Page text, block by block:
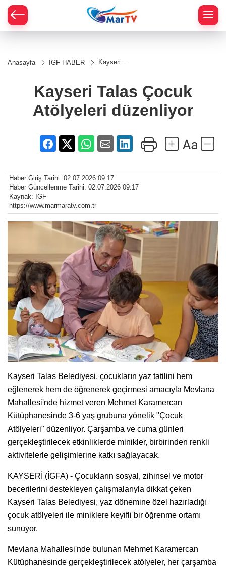
Anasayfa İGF HABER
Kayseri
Atölyeleri
düzenliyor
Kayseri Talas Çocuk
Atölyeleri düzenliyor
Haber Giriş Tarihi: 02.07.2026 09:17
Haber Güncellenme Tarihi: 02.07.2026 09:17
Kaynak: IGF
https://www.marmaratv.com.tr
Kayseri Talas Belediyesi, çocukların yaz tatilini hem
eğlenerek hem de öğrenerek geçirmesi amacıyla Mevlana
Mahallesi'nde hizmet veren Mehmet Karamercan
Kütüphanesinde 3-6 yaş grubuna yönelik "Çocuk
Atölyeleri" düzenliyor. Çarşamba ve cuma günleri
gerçekleştirilecek etkinliklerde minikler, birbirinden renkli
aktivitelerle gelişimlerine katkı sağlayacak.
KAYSERİ (İGFA) - Çocukların sosyal, zihinsel ve motor
becerilerini destekleyen çalışmalarıyla dikkat çeken
Kayseri Talas Belediyesi, yaz dönemine özel hazırladığı
çocuk atölyeleri ile miniklere keyifli bir öğrenme ortamı
sunuyor.
Mevlana Mahallesi'nde bulunan Mehmet Karamercan
Kütüphanesinde gerçekleştirilecek atölyeler, her çarşamba